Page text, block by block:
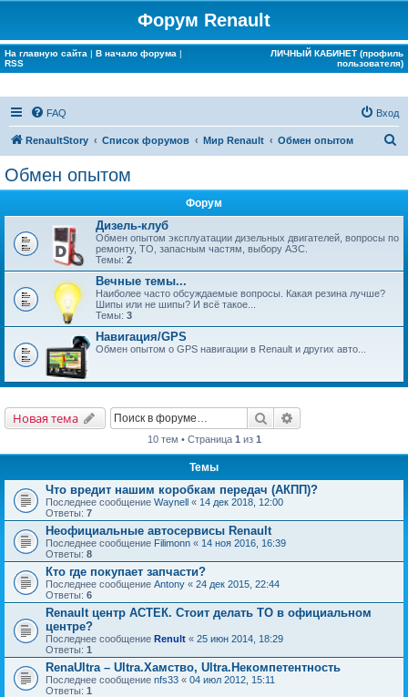
Форум Renault
На главную сайта | В начало форума |
RSS
ЛИЧНЫЙ КАБИНЕТ (профиль
пользователя)
FAQ Вход
RenaultStory Список форумов Мир Renault Обмен опытом
Обмен опытом
Форум
Дизель-клуб
Обмен опытом эксплуатации дизельных двигателей, вопросы по
ремонту, ТО, запасным частям, выбору АЗС.
Темы: 2
Вечные темы...
Наиболее часто обсуждаемые вопросы. Какая резина лучше?
Шипы или не шипы? И всё такое...
Темы: 3
Навигация/GPS
Обмен опытом о GPS навигации в Renault и других авто...
Новая тема Поиск
10 тем • Страница 1 из 1
Темы
Что вредит нашим коробкам передач (АКПП)?
Последнее сообщение Waynell « 14 дек 2018, 12:00
Ответы: 7
Неофициальные автосервисы Renault
Последнее сообщение Filimonn « 14 ноя 2016, 16:39
Ответы: 8
Кто где покупает запчасти?
Последнее сообщение Antony « 24 дек 2015, 22:44
Ответы: 6
Renault центр АСТЕК. Стоит делать ТО в официальном
центре?
Последнее сообщение Renult « 25 июн 2014, 18:29
Ответы: 1
RenaUltra – Ultra.Хамство, Ultra.Некомпетентность
Последнее сообщение nfs33 « 04 июл 2012, 15:11
Ответы: 1